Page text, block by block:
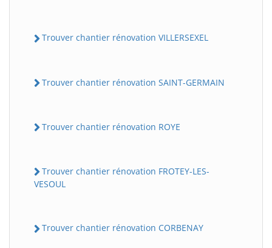
Trouver chantier rénovation VILLERSEXEL
Trouver chantier rénovation SAINT-GERMAIN
Trouver chantier rénovation ROYE
Trouver chantier rénovation FROTEY-LES-
VESOUL
Trouver chantier rénovation CORBENAY